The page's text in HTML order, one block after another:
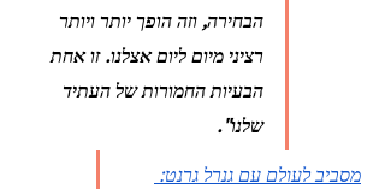
הבחירה, וזה הופך יותר ויותר
רציני מיום ליום אצלנו. זו אחת
הבעיות החמורות של העתיד
שלנו".
מסביב לעולם עם גנרל גרנט: